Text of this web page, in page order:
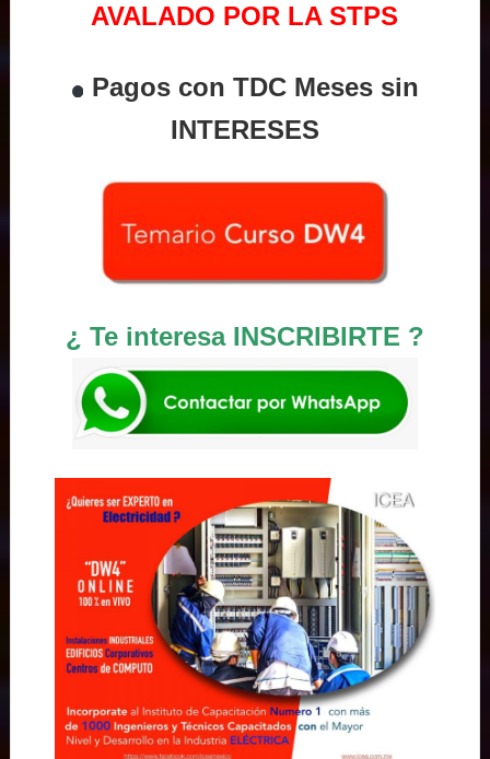
AVALADO POR LA STPS
Pagos con TDC Meses sin
INTERESES
¿ Te interesa INSCRIBIRTE ?